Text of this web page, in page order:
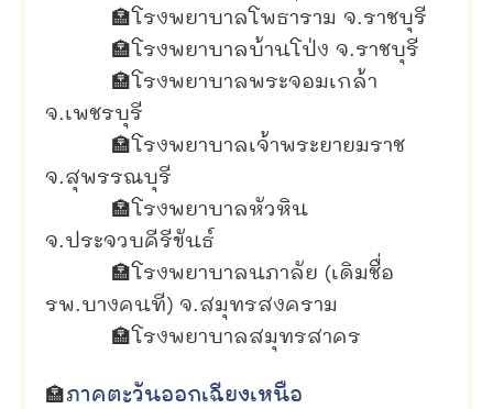
🏣 โรงพยาบาลโพธาราม จ.ราชบุรี
🏣 โรงพยาบาลบ้านโป่ง จ.ราชบุรี
🏣 โรงพยาบาลพระจอมเกล้า
จ.เพชรบุรี
🏣 โรงพยาบาลเจ้าพระยายมราช
จ.สุพรรณบุรี
🏣 โรงพยาบาลหัวหิน
จ.ประจวบคีรีขันธ์
🏣 โรงพยาบาลนภาลัย (เดิมชื่อ
รพ.บางคนที) จ.สมุทรสงคราม
🏣 โรงพยาบาลสมุทรสาคร
🏣 ภาคตะวันออกเฉียงเหนือ